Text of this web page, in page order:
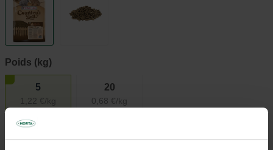
Poids (kg)
5
1,22 €/kg
20
0,68 €/kg